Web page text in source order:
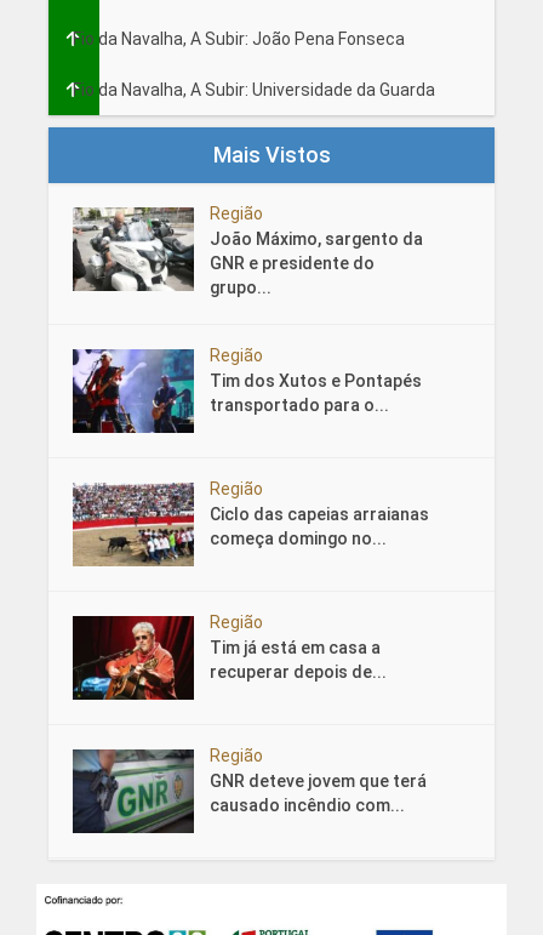
Fio da Navalha, A Subir: João Pena Fonseca
Fio da Navalha, A Subir: Universidade da Guarda
Mais Vistos
Região
João Máximo, sargento da
GNR e presidente do
grupo...
Região
Tim dos Xutos e Pontapés
transportado para o...
Região
Ciclo das capeias arraianas
começa domingo no...
Região
Tim já está em casa a
recuperar depois de...
Região
GNR deteve jovem que terá
causado incêndio com...